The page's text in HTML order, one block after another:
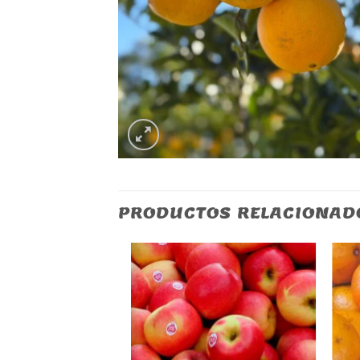
PRODUCTOS